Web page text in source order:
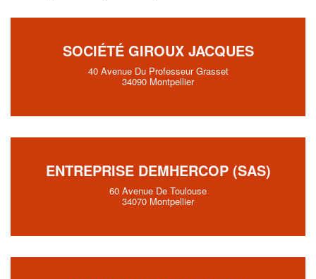
SOCIÉTÉ GIROUX JACQUES
40 Avenue Du Professeur Grasset
34090 Montpellier
ENTREPRISE DEMHERCOP (SAS)
60 Avenue De Toulouse
34070 Montpellier